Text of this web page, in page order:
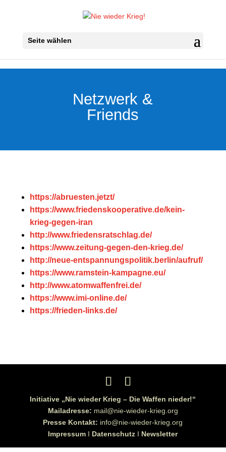
Seite wählen
Netzwerk &
Friends
https://abruesten.jetzt/
https://www.friedenskooperative.de/kein-
krieg-gegen-iran
http://www.friedensratschlag.de/
https://www.zeitung-gegen-den-krieg.de/
http://neue-entspannungspolitik.berlin/aufruf/
https://www.ramstein-kampagne.eu/
http://www.atomwaffenfrei.de/
https://www.imi-online.de/
https://frieden-links.de/
Initiative „Nie wieder Krieg – Die Waffen nieder!“
Mailadresse: mail@nie-wieder-krieg.org
Presse Kontakt: info@nie-wieder-krieg.org
Impressum I Datenschutz I Newsletter